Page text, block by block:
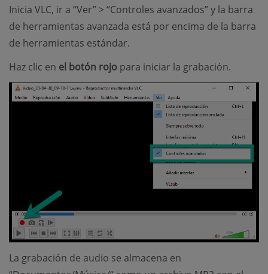
Inicia VLC, ir a “Ver” > “Controles avanzados” y la barra
de herramientas avanzada está por encima de la barra
de herramientas estándar.
Haz clic en el botón rojo para iniciar la grabación.
La grabación de audio se almacena en